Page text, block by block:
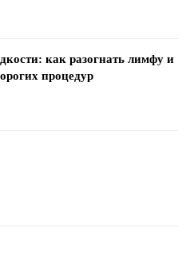
как разогнать лимфу и
процедур